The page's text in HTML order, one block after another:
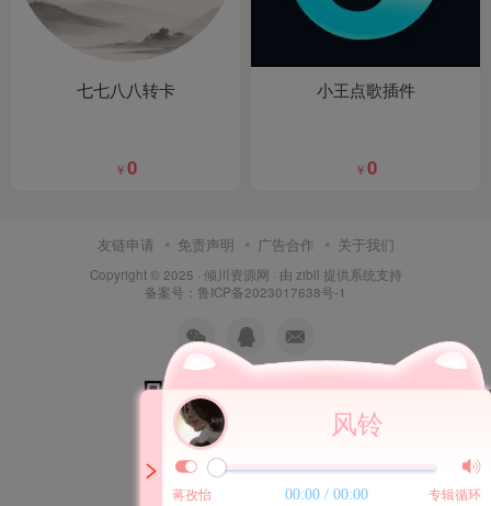
七七八八转卡
￥0
小王点歌插件
￥0
友链申请 免责声明 广告合作 关于我们
Copyright © 2025 · 倾川资源网 · 由 zibll 提供系统支持
备案号：鲁ICP备2023017638号-1
扫码加QQ群 扫码加微信
风铃
00:00 / 00:00
蒋孜怡 专辑循环